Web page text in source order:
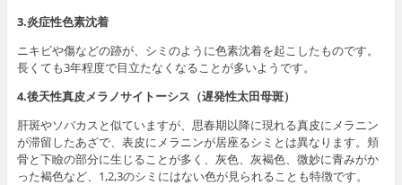
3.炎症性色素沈着
ニキビや傷などの跡が、シミのように色素沈着を起こしたものです。
長くても3年程度で目立たなくなることが多いようです。
4.後天性真皮メラノサイトーシス（遅発性太田母斑）
肝斑やソバカスと似ていますが、思春期以降に現れる真皮にメラニン
が滞留したあざで、表皮にメラニンが居座るシミとは異なります。頬
骨と下瞼の部分に生じることが多く、灰色、灰褐色、微妙に青みがか
った褐色など、1,2,3のシミにはない色が見られることも特徴です。